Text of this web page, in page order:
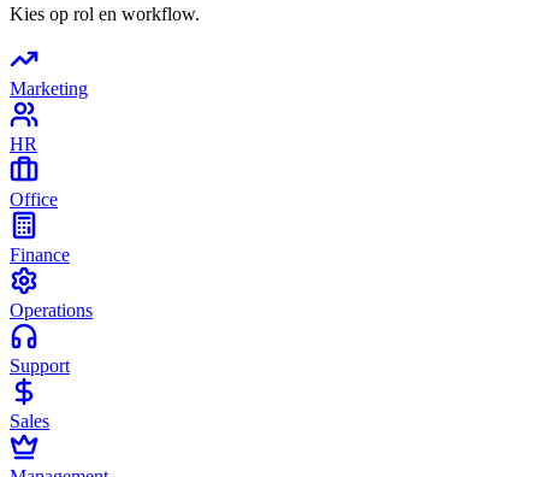
Kies op rol en workflow.
Marketing
HR
Office
Finance
Operations
Support
Sales